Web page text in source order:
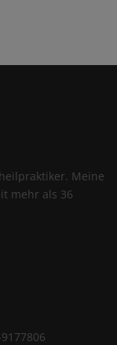
Meine
mehr als 36